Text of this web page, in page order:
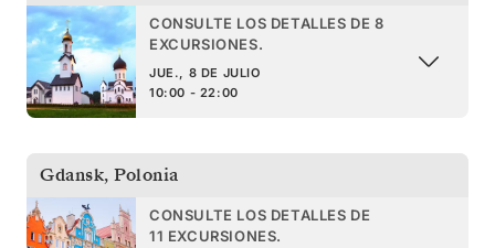
CONSULTE LOS DETALLES DE 8
EXCURSIONES.
JUE., 8 DE JULIO
10:00 - 22:00
Gdansk, Polonia
CONSULTE LOS DETALLES DE
11 EXCURSIONES.